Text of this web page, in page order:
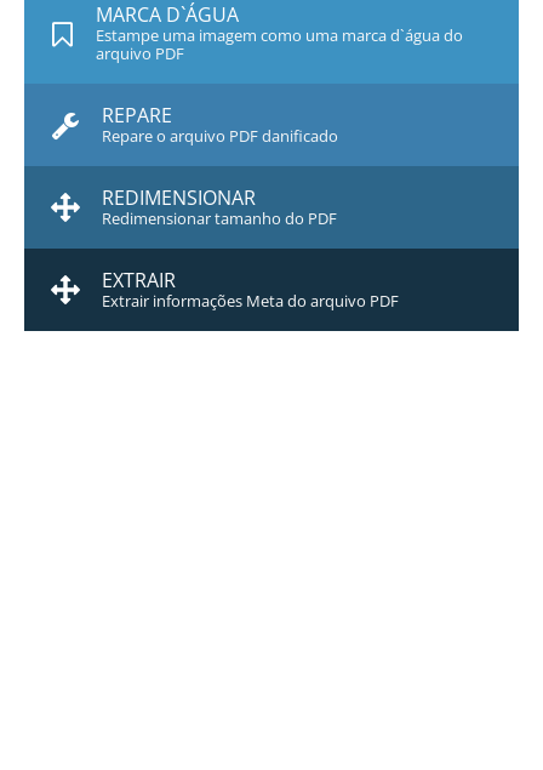
MARCA D`ÁGUA
Estampe uma imagem como uma marca d`água do
arquivo PDF
REPARE
Repare o arquivo PDF danificado
REDIMENSIONAR
Redimensionar tamanho do PDF
EXTRAIR
Extrair informações Meta do arquivo PDF